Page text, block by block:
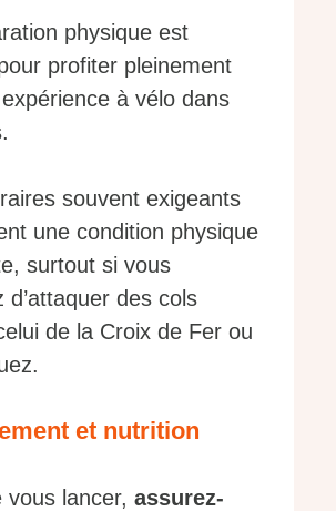
physique est
profiter pleinement
à vélo dans
souvent exigeants
une condition physique
surtout si vous
d’attaquer des cols
de la Croix de Fer ou
et nutrition
vous lancer, assurez-